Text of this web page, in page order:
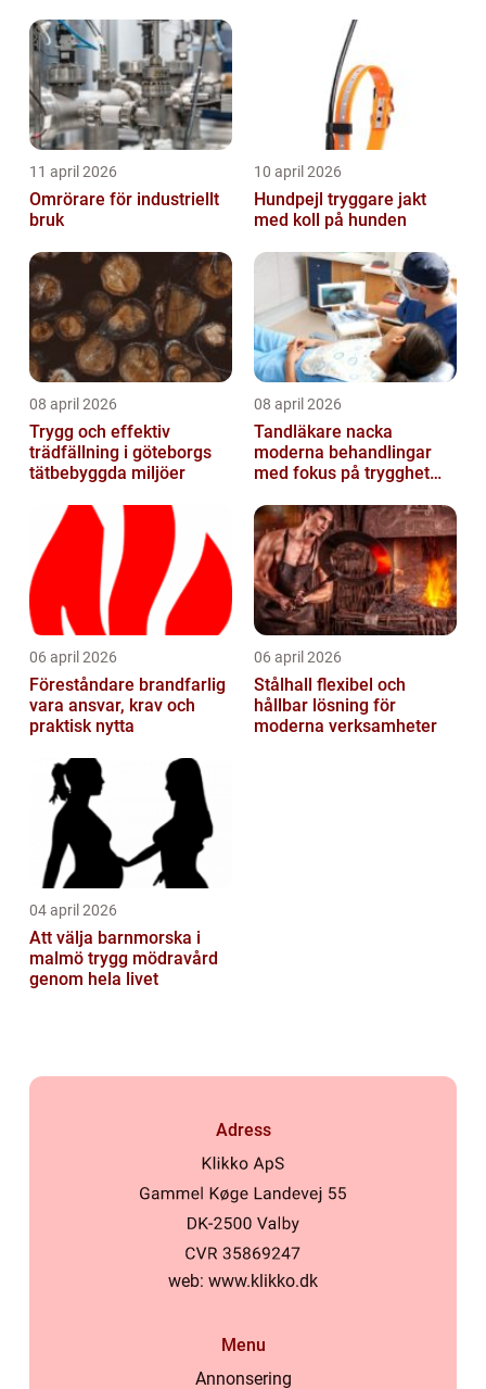
11 april 2026
Omrörare för industriellt
bruk
10 april 2026
Hundpejl tryggare jakt
med koll på hunden
08 april 2026
Trygg och effektiv
trädfällning i göteborgs
tätbebyggda miljöer
08 april 2026
Tandläkare nacka
moderna behandlingar
med fokus på trygghet
06 april 2026
Föreståndare brandfarlig
vara ansvar, krav och
praktisk nytta
06 april 2026
Stålhall flexibel och
hållbar lösning för
moderna verksamheter
04 april 2026
Att välja barnmorska i
malmö trygg mödravård
genom hela livet
Adress
web: www.klikko.dk
Menu
Annonsering